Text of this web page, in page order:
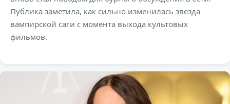
Публика заметила, как сильно изменилась звезда
вампирской саги с момента выхода культовых
фильмов.